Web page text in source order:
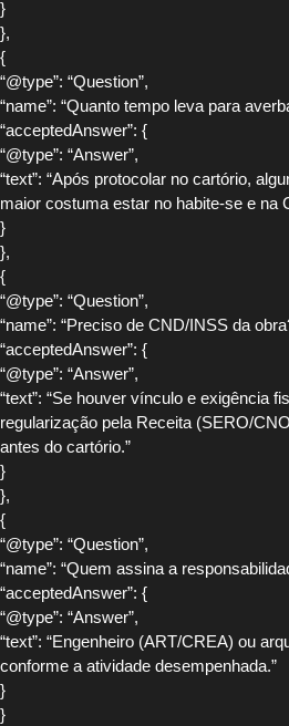
}
},
{
“@type”: “Question”,
“name”: “Quanto tempo leva para
“acceptedAnswer”: {
“@type”: “Answer”,
“text”: “Após protocolar no cartório,
maior costuma estar no habite-se e na
}
},
{
“@type”: “Question”,
“name”: “Preciso de CND/INSS da
“acceptedAnswer”: {
“@type”: “Answer”,
“text”: “Se houver vínculo e exigência
regularização pela Receita (SERO/
antes do cartório.”
}
},
{
“@type”: “Question”,
“name”: “Quem assina a
“acceptedAnswer”: {
“@type”: “Answer”,
“text”: “Engenheiro (ART/CREA) ou
conforme a atividade desempenhada.”
}
}